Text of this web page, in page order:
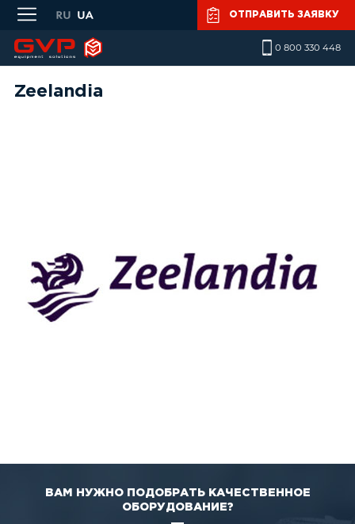
Skip to main content
ОТПРАВИТЬ ЗАЯВКУ
0 800 330 448
Zeelandia
ВАМ НУЖНО ПОДОБРАТЬ КАЧЕСТВЕННОЕ
ОБОРУДОВАНИЕ?